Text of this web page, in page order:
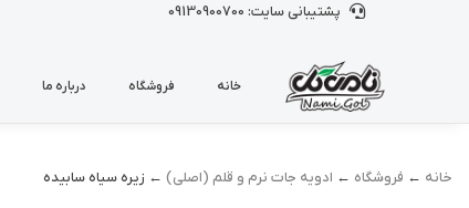
پشتیبانی سایت: 09130900700
خانه فروشگاه درباره ما
خانه ← فروشگاه ← ادویه جات نرم و قلم (اصلی) ← زیره سیاه سابیده